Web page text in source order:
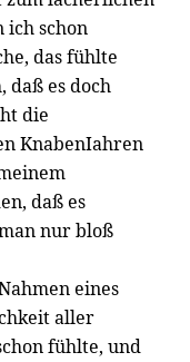
ich schon
das fühlte
daß es doch
die
KnabenIahren
daß es
nur bloß
eines
aller
fühlte, und